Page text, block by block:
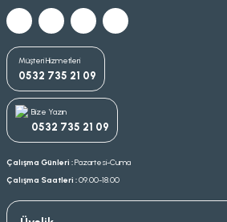
Müşteri Hizmetleri
0532 735 21 09
Bize Yazın
0532 735 21 09
Çalışma Günleri :Pazartesi-Cuma
Çalışma Saatleri :09.00-18.00